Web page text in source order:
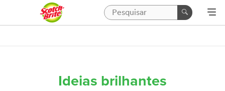
Ideias brilhantes